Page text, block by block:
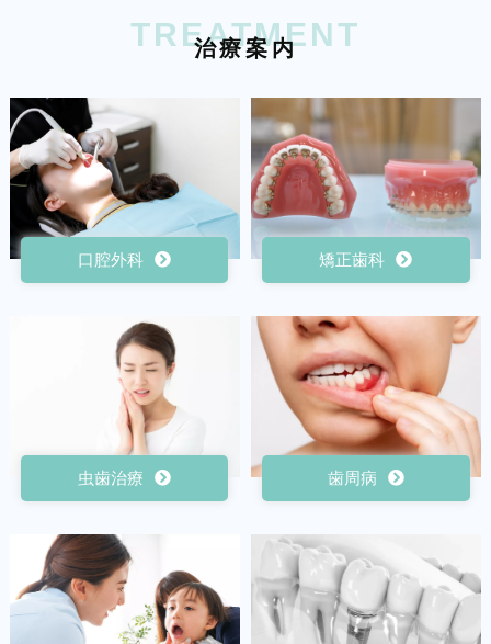
TREATMENT
治療案内
口腔外科 矯正歯科
虫歯治療 歯周病